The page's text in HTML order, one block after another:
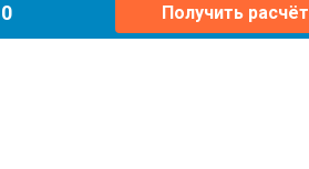
Получить расчёт